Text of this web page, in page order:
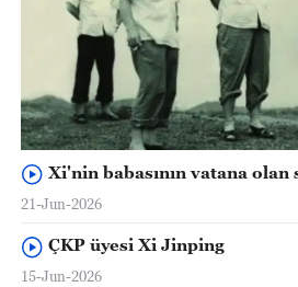
Xi'nin babasının vatana
21-Jun-2026
ÇKP üyesi Xi Jinping
15-Jun-2026